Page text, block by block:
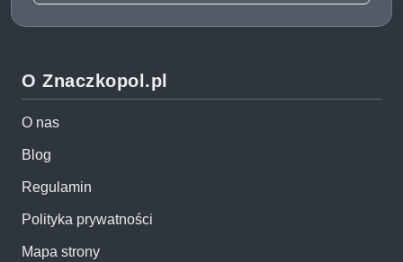
O Znaczkopol.pl
O nas
Blog
Regulamin
Polityka prywatności
Mapa strony